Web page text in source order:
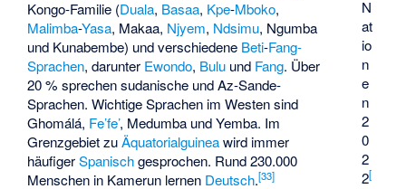
N
at
io
n
e
n
2
0
2
2[
Kongo-Familie (Duala, Basaa, Kpe-Mboko,
Malimba-Yasa, Makaa, Njyem, Ndsimu, Ngumba
und Kunabembe) und verschiedene Beti-Fang-
Sprachen, darunter Ewondo, Bulu und Fang. Über
20 % sprechen sudanische undAz-Sande-
Sprachen. Wichtige Sprachen im Westen sind
Ghomálá, Fe’fe’, Medumba undYemba. Im
Grenzgebiet zuÄquatorialguineawird immer
häufigerSpanischgesprochen. Rund 230.000
Menschen in Kamerun lernen Deutsch.[33]